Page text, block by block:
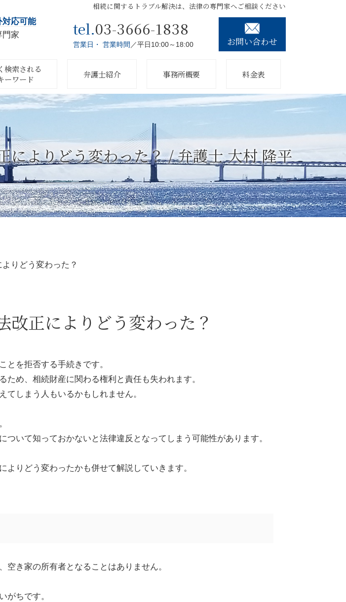
によりどう変わった？ / 弁護士 大村 隆平
相続に関するトラブル解決は、法律の専門家へご相談ください
対応可能
門家 tel.03-3666-1838
営業日・ 営業時間 ／平日10:00～18:00 お問い合わせ
検索される
ーワード
弁護士紹介 事務所概要 料金表
りどう変わった？
正によりどう変わった？
とを拒否する手続きです。
め、相続財産に関わる権利と責任も失われます。
しまう人もいるかもしれません。
いて知っておかないと法律違反となってしまう可能性があります。
りどう変わったかも併せて解説していきます。
き家の所有者となることはありません。
がちです。